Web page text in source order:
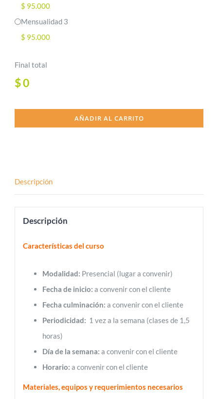
$ 95.000
Mensualidad 3
$ 95.000
Final total
$0
AÑADIR AL CARRITO
Descripción
Descripción
Características del curso
Modalidad: Presencial (lugar a convenir)
Fecha de inicio: a convenir con el cliente
Fecha culminación: a convenir con el cliente
Periodicidad: 1 vez a la semana (clases de 1,5
horas)
Día de la semana: a convenir con el cliente
Horario: a convenir con el cliente
Materiales, equipos y requerimientos necesarios